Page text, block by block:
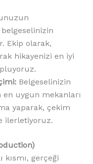
belgeselinizin
Ekip olarak,
hikayenizi en iyi
Belgeselinizin
uygun mekanları
yaparak, çekim
ilerletiyoruz.
kısmı, gerçeği